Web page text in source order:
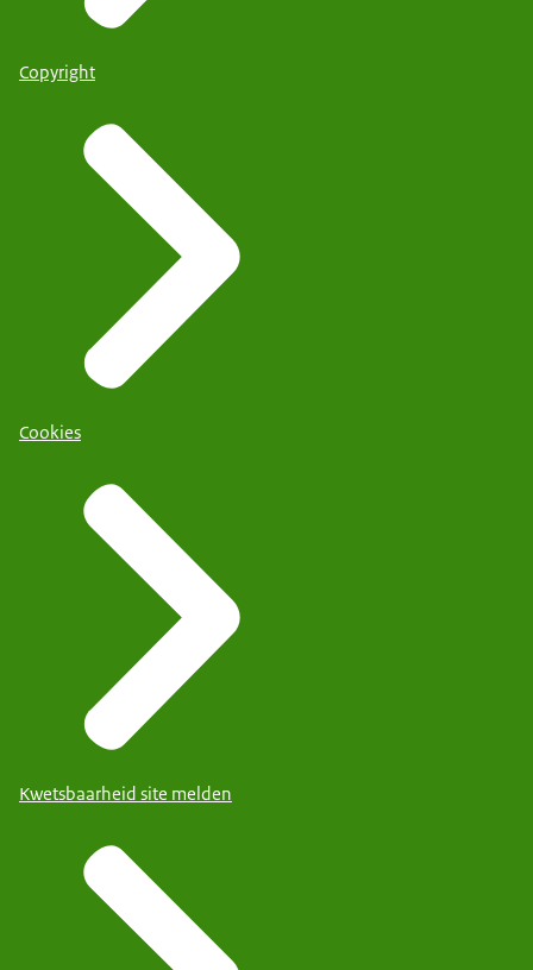
Copyright
Cookies
Kwetsbaarheid site melden